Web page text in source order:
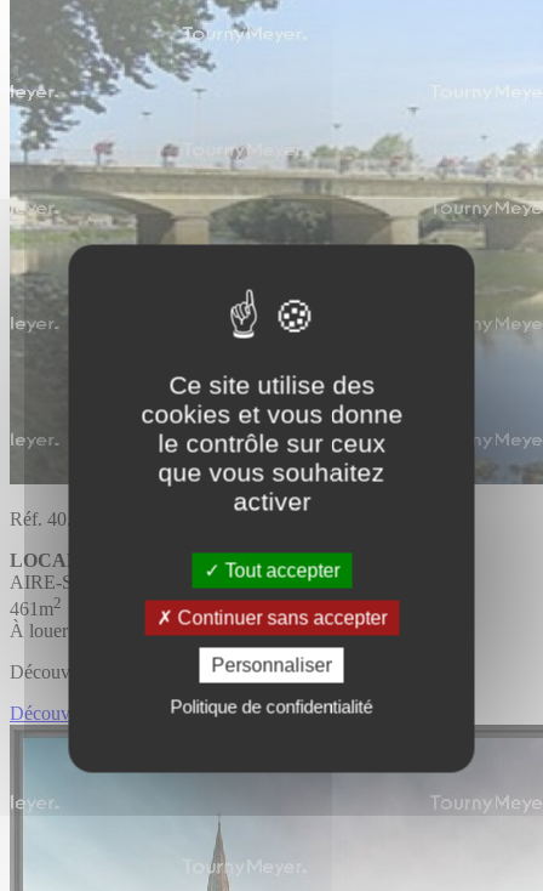
Ce site utilise des
cookies et vous donne
le contrôle sur ceux
que vous souhaitez
activer
Tout accepter
Continuer sans accepter
Personnaliser
Politique de confidentialité
Réf. 40.1186
LOCAL COMMERCIAL
AIRE-SUR-L'ADOUR
461m2
À louer
Découvrir l'offre
Découvrir LOCAL COMMERCIAL